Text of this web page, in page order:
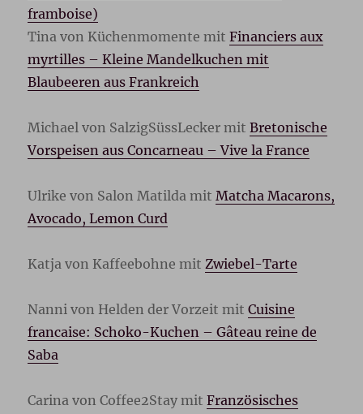
framboise)
Tina von Küchenmomente mitFinanciers aux
myrtilles – Kleine Mandelkuchen mit
Blaubeeren aus Frankreich
Michael von SalzigSüssLecker mitBretonische
Vorspeisen aus Concarneau – Vive la France
Ulrike von Salon Matilda mit Matcha Macarons,
Avocado, Lemon Curd
Katja von Kaffeebohne mit Zwiebel-Tarte
Nanni von Helden der Vorzeit mitCuisine
francaise: Schoko-Kuchen – Gâteau reine de
Saba
Carina von Coffee2Stay mitFranzösisches